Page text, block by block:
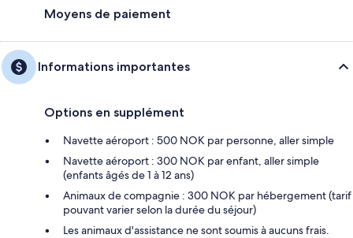
Moyens de paiement
Informations importantes
Options en supplément
Navette aéroport : 500 NOK par personne, aller simple
Navette aéroport : 300 NOK par enfant, aller simple
(enfants âgés de 1 à 12 ans)
Animaux de compagnie : 300 NOK par hébergement (tarif
pouvant varier selon la durée du séjour)
Les animaux d'assistance ne sont soumis à aucuns frais.